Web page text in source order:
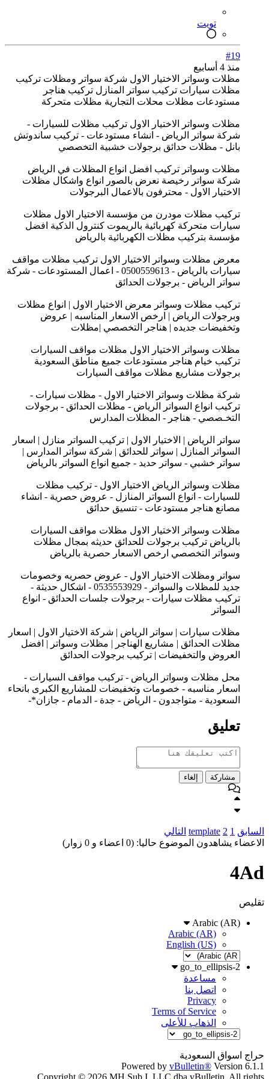
تويت
#19
منذ 4 أسابيع
مظلات وسواتر الاختيار الاول شركة سواتر ومظلات تركيب
مظلات سيارات تركيب سواتر المنازل تركيب هناجر
مستودعات مظلات محلات التجارية مظلات متحركة
مظلات وسواتر الاختيار الاول تركيب مظلات للسيارات -
شركة سواتر الرياض - انشاء مستودعات - تركيب ساندوتش
بانل - مظلات حدائق برجولات خشبية التخصصي
مظلات وسواتر تركيب افضل انواع المظلات في الرياض
شركة سواتر رخيصة نعرض بالصور انواع واشكال مظلات
الاختيار الاول - محترفون بالاعمال البرجولات
تركيب مظلات مودرن من مؤسسة الاختيار الاول مظلات
سيارات متحركة كهربائية بالريموت كنترول الذكية افضل
مؤسسة بتركيب مظلات الكهربائية بالرياض
معرض مظلات وسواتر الاختيار الاول تركيب مظلات مواقف
سيارات بالرياض - 0500559613 - اعمال المستودعات - شركة
سواتر الرياض - برجولات الحدائق
تركيب مظلات وسواتر معرض الاختيار الاول | انواع مظلات
وبرجولات الرياض | ارخص الاسعار المناسبه | عروض
وتخفيضات جديده | هناجر التخصصي |مظلات
مظلات وسواتر الاختيار الاول مظلات مواقف السيارات
تركيب خيام هناجر مستودعات جميع مناطق السعودية
برجولات مشاريع مظلات مواقف السيارات
شركة مظلات وسواتر الاختيار الاول - مظلات سيارات -
تركيب انواع السواتر الرياض - مظلات الحدائق - برجولات
التخـصصي - هناجر - المظلات المدارس
سواتر الرياض | الاختيار الاول | تركيب السواتر منازل | اسعار
السواتر المنازل | سواتر للحدائق | شركة سواتر المدارس |
سواتر خشبي - سواتر حديد - جميع انواع السواتر بالرياض
مظلات وسواتر الرياض الاختيار الاول - تركيب مظلات
للسيارات - انواع السواتر المنازل - عروض حصرية - انشاء
مصانع هناجر مستودعات - تنسيق حدائق
مظلات وسواتر الاختيار الاول مظلات مواقف السيارات
بالرياض تركيب برجولات للحدائق حديثه بمجال مظلات
وسواتر التخصصي ارخص الاسعار حصرية بالرياض
سواتر ومظلات الاختيار الاول - عروض حصريه وخصومات
جديد للمظلات والسواتر - 0535553929 - اشكال حديثة -
تركيب مظلات سيارات - برجولات جلسات الحدائق - انواع
السواتر
مظلات سيارات | سواتر الرياض | شركة الاختيار الاول | اسعار
مظلات الحدائق | مشاريع الهناجر | مظلات وسواتر | افضل
العروض والتخفيضات | تركيب برجولات الحدائق
محل مظلات وسواتر الرياض - تركيب مواقف السيارات -
اسعار مناسبه - خصومات وتخفيضات للمشاريع الكبرى بانحاء
السعودية - متواجدون - الرياض - جدة - الدمام - جازان*-
تعليق
مشاركة إلغاء
السابق 1
2
template التالي
الاعضاء يشاهدون الموضوع حاليا: (0 اعضاء و 0 زوار)
4Ad
تقليص
Arabic (AR)
Arabic (AR)
English (US)
go_to_ellipsis-2
مساعدة
اتصل بنا
Privacy
Terms of Service
الذهاب للأعلى
حراج اسواق السعودية
Powered by vBulletin® Version 6.1.1
Copyright © 2026 MH Sub I, LLC dba vBulletin. All rights